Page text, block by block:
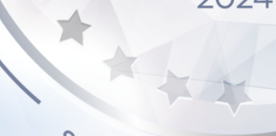
PÚBLICA
SEDEC -PARCERIA